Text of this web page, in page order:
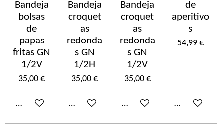
Bandeja
bolsas
de
papas
fritas GN
1/2V
35,00 €
Añadir al carrito
Bandeja
croquet
as
redonda
s GN
1/2H
35,00 €
Añadir al carrito
Bandeja
croquet
as
redonda
s GN
1/2V
35,00 €
Añadir al carrito
de
aperitivo
s
54,99 €
Añadir al